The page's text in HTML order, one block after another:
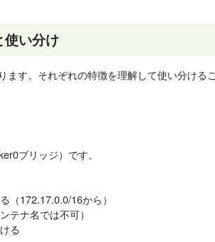
使い分け
す。それぞれの特徴を理解して使い分けるこ
ブリッジ）です。
（172.17.0.0/16から）
テナ名では不可）
る